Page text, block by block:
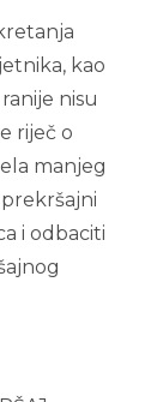
kao
nisu
riječ o
manjeg
i odbaciti